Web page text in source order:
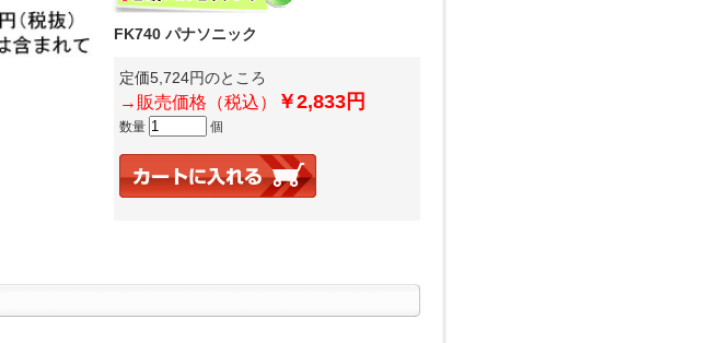
FK740 パナソニック
定価5,724円のところ
→販売価格（税込） ￥2,833円
数量 個